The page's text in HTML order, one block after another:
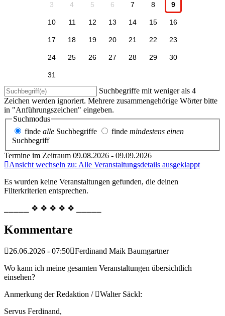
3 4 5 6 7 8 9
10 11 12 13 14 15 16
17 18 19 20 21 22 23
24 25 26 27 28 29 30
31
Suchbegriffe mit weniger als 4
Zeichen werden ignoriert. Mehrere zusammengehörige Wörter bitte
in "Anführungszeichen" eingeben.
Suchmodus
finde alle Suchbegriffe finde mindestens einen
Suchbegriff
Termine im Zeitraum 09.08.2026 - 09.09.2026
Ansicht wechseln zu: Alle Veranstaltungsdetails ausgeklappt
Es wurden keine Veranstaltungen gefunden, die deinen
Filterkriterien entsprechen.
⎯⎯⎯⎯⎯ ❖ ❖ ❖ ❖ ❖ ⎯⎯⎯⎯⎯
Kommentare
26.06.2026 - 07:50 Ferdinand Maik Baumgartner
Wo kann ich meine gesamten Veranstaltungen übersichtlich
einsehen?
Anmerkung der Redaktion /
Walter Säckl:
Servus Ferdinand,